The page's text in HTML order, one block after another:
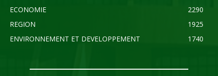
ECONOMIE
2290
REGION
1925
ENVIRONNEMENT ET DEVELOPPEMENT
1740